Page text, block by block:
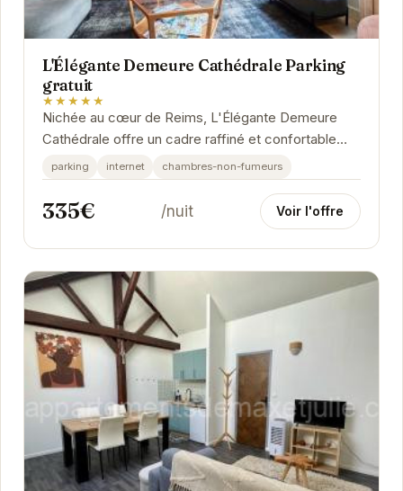
L'Élégante Demeure Cathédrale Parking
gratuit
★★★★★
Nichée au cœur de Reims, L'Élégante Demeure
Cathédrale offre un cadre raffiné et confortable
pour votre séjour. Ses chambres élégantes et...
parking internet chambres-non-fumeurs
335€ /nuit Voir l'offre